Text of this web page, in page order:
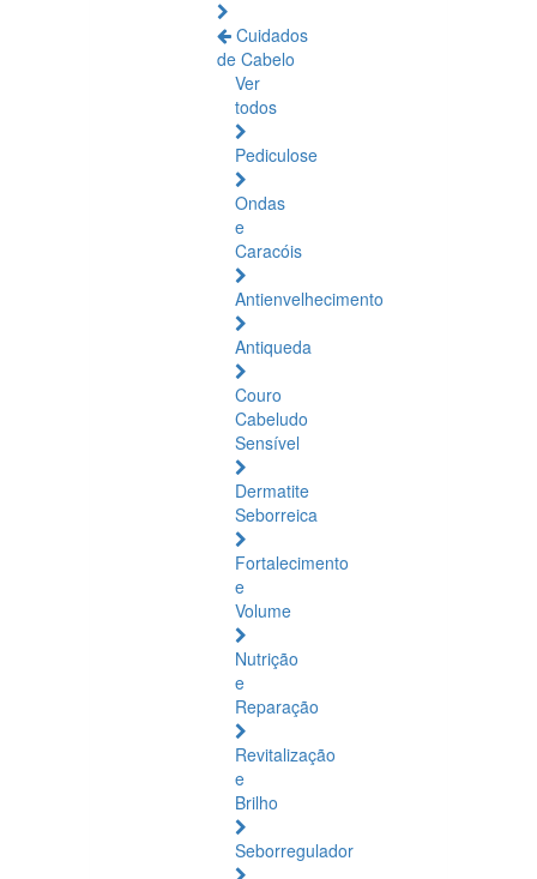
Cuidados
de Cabelo
Ver
todos
Pediculose
Ondas
e
Caracóis
Antienvelhecimento
Antiqueda
Couro
Cabeludo
Sensível
Dermatite
Seborreica
Fortalecimento
e
Volume
Nutrição
e
Reparação
Revitalização
e
Brilho
Seborregulador